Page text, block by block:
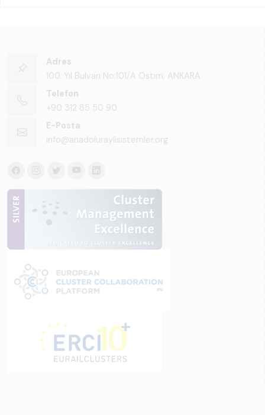
Adres
100. Yıl Bulvarı No:101/A Ostim, ANKARA
Telefon
+90 312 85 50 90
E-Posta
info@anadoluraylisistemler.org